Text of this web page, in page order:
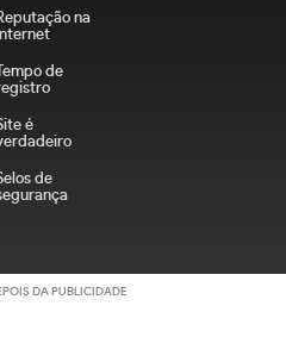
na
Tempo de
é
de
DA PUBLICIDADE